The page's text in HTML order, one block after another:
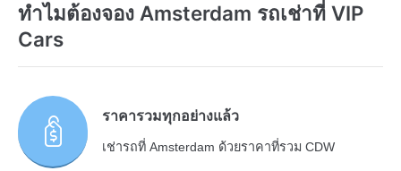
ทำไมต้องจอง Amsterdam รถเช่าที่ VIP
Cars
ราคารวมทุกอย่างแล้ว
เช่ารถที่ Amsterdam ด้วยราคาที่รวม CDW